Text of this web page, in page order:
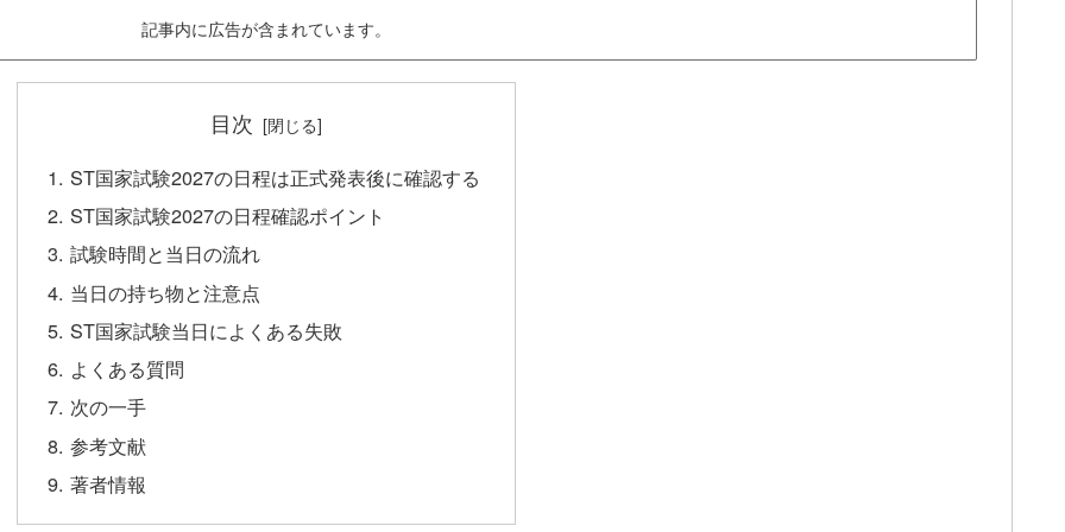
記事内に広告が含まれています。
目次
ST国家試験2027の日程は正式発表後に確認する
ST国家試験2027の日程確認ポイント
試験時間と当日の流れ
当日の持ち物と注意点
ST国家試験当日によくある失敗
よくある質問
次の一手
参考文献
著者情報